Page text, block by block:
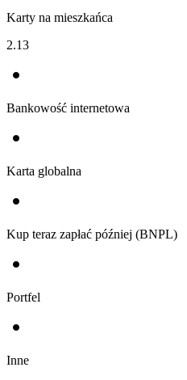
Karty na mieszkańca
2.13
Bankowość internetowa
Karta globalna
Kup teraz zapłać później (BNPL)
Portfel
Inne